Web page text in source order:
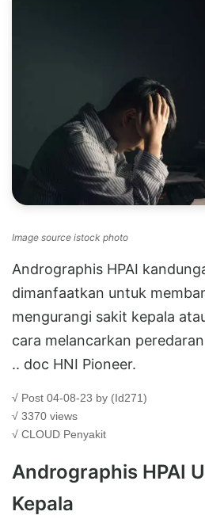
Image source istock photo
Andrographis HPAI
dimanfaatkan untuk
mengurangi sakit kepala
cara melancarkan
.. doc HNI Pioneer.
√ Post 04-08-23 by (Id271)
√ 3370 views
√ CLOUD Penyakit
Andrographis HPAI
Kepala